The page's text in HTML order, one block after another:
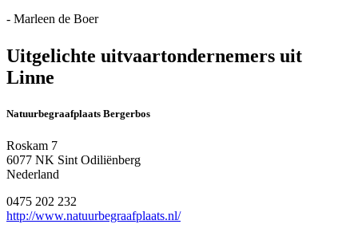
- Marleen de Boer
Uitgelichte uitvaartondernemers uit
Linne
Natuurbegraafplaats Bergerbos
Roskam 7
6077 NK Sint Odiliënberg
Nederland
0475 202 232
http://www.natuurbegraafplaats.nl/